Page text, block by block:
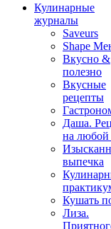
Кулинарные
журналы
Saveurs
Shape
Вкусно &
полезно
Вкусные
рецепты
Даша.
на любой
выпечка
Кушать
Лиза.